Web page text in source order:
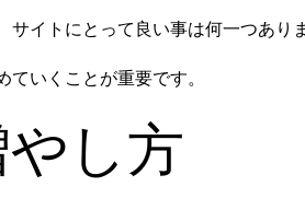
イトにとって良い事は何一つあり
いくことが重要です。
し方